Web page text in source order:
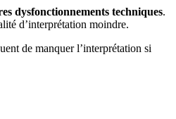
dysfonctionnements techniques.
d’interprétation moindre.
de manquer l’interprétation si